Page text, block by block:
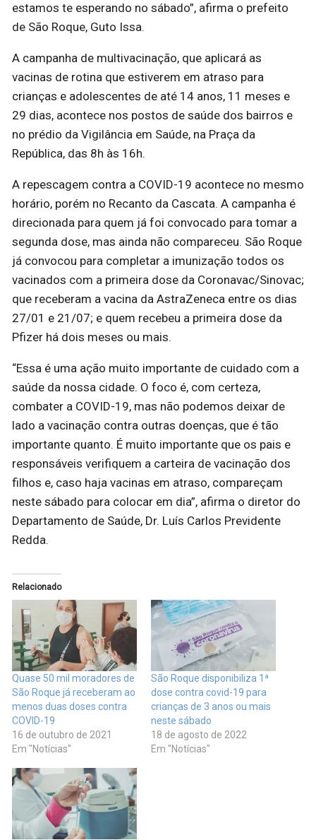
estamos te esperando no sábado”, afirma o prefeito
de São Roque, Guto Issa.
A campanha de multivacinação, que aplicará as
vacinas de rotina que estiverem em atraso para
crianças e adolescentes de até 14 anos, 11 meses e
29 dias, acontece nos postos de saúde dos bairros e
no prédio da Vigilância em Saúde, na Praça da
República, das 8h às 16h.
A repescagem contra a COVID-19 acontece no mesmo
horário, porém no Recanto da Cascata. A campanha é
direcionada para quem já foi convocado para tomar a
segunda dose, mas ainda não compareceu. São Roque
já convocou para completar a imunização todos os
vacinados com a primeira dose da Coronavac/Sinovac;
que receberam a vacina da AstraZeneca entre os dias
27/01 e 21/07; e quem recebeu a primeira dose da
Pfizer há dois meses ou mais.
“Essa é uma ação muito importante de cuidado com a
saúde da nossa cidade. O foco é, com certeza,
combater a COVID-19, mas não podemos deixar de
lado a vacinação contra outras doenças, que é tão
importante quanto. É muito importante que os pais e
responsáveis verifiquem a carteira de vacinação dos
filhos e, caso haja vacinas em atraso, compareçam
neste sábado para colocar em dia”, afirma o diretor do
Departamento de Saúde, Dr. Luís Carlos Previdente
Redda.
Relacionado
Quase 50 mil moradores de
São Roque já receberam ao
menos duas doses contra
COVID-19
16 de outubro de 2021
Em "Notícias"
São Roque disponibiliza 1ª
dose contra covid-19 para
crianças de 3 anos ou mais
neste sábado
18 de agosto de 2022
Em "Notícias"